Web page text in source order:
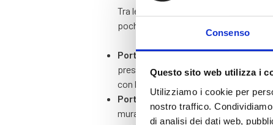
Consenso
Questo sito web utilizza i
Utilizziamo i cookie per
nostro traffico.
di analisi dei dati web,
Tra le testimonianze più affascinanti
pochi minuti a piedi dall’
Porta Borsari: uno degli ingressi
presenta come una scenografica
con l’attuale Piazza delle Erbe;
Porta Leoni, invece, conserva parte
muraria e sistema difensivo romano.